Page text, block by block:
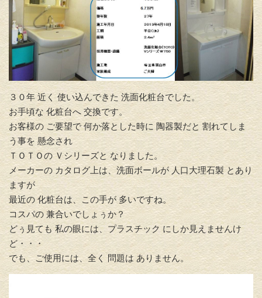
３０年 近く 使い込んできた 洗面化粧台でした。
お手頃な 化粧台へ 交換です。
お客様の ご要望で 何か落とした時に 陶器製だと 割れてしま
う事を 懸念され
ＴＯＴＯの Ｖシリーズと なりました。
メーカーの カタログ上は、洗面ボールが 人口大理石製 とあり
ますが
最近の 化粧台は、この手が 多いですね。
コスパの 兼合いでしょぅか？
どぅ見ても 私の眼には、プラスチック にしか見えませんけ
ど・・・
でも、ご使用には、全く 問題は ありません。